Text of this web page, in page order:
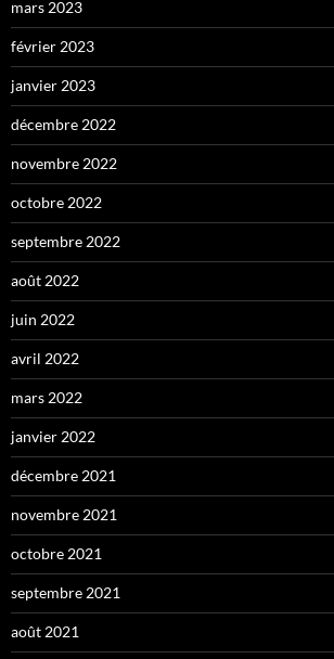
mars 2023
février 2023
janvier 2023
décembre 2022
novembre 2022
octobre 2022
septembre 2022
août 2022
juin 2022
avril 2022
mars 2022
janvier 2022
décembre 2021
novembre 2021
octobre 2021
septembre 2021
août 2021